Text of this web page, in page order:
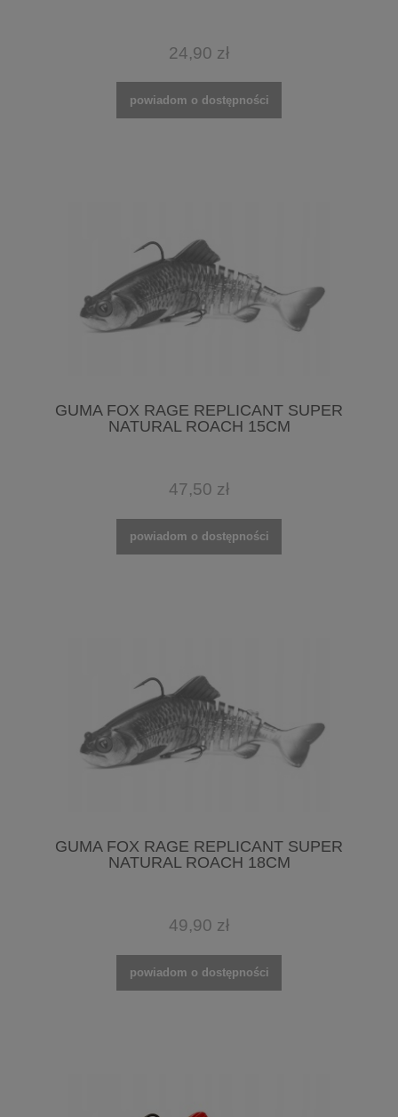
24,90 zł
powiadom o dostępności
GUMA FOX RAGE REPLICANT SUPER
NATURAL ROACH 15CM
47,50 zł
powiadom o dostępności
GUMA FOX RAGE REPLICANT SUPER
NATURAL ROACH 18CM
49,90 zł
powiadom o dostępności